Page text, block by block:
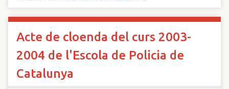
Acte de cloenda del curs 2003-
2004 de l'Escola de Policia de
Catalunya